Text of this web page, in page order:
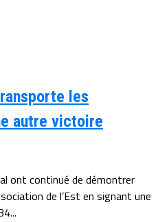
les
autre victoire
ont continué de démontrer
de l’Est en signant une